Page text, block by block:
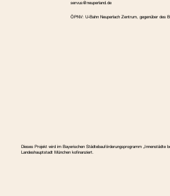
servus@neuperland.de
ÖPNV: U-Bahn Neuperlach Zentrum, gegenüber des
Dieses Projekt wird im Bayerischen Städtebauförderungspro­gramm „Innenstädte
Landeshauptstadt München kofinanziert.